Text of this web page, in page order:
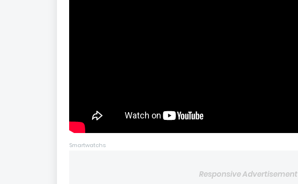
Smartwatchs
Responsive Advertisement